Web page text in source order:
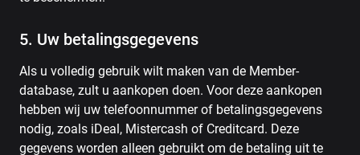
5. Uw betalingsgegevens
Als u volledig gebruik wilt maken van de Member-
database, zult u aankopen doen. Voor deze aankopen
hebben wij uw telefoonnummer of betalingsgegevens
nodig, zoals iDeal, Mistercash of Creditcard. Deze
gegevens worden alleen gebruikt om de betaling uit te